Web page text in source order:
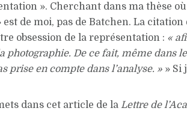
». Cherchant dans ma thèse
de moi, pas de Batchen. La
obsession de la représentation : «
photographie. De ce fait, même dans
prise en compte dans l’analyse. » » Si
dans cet article de la Lettre de